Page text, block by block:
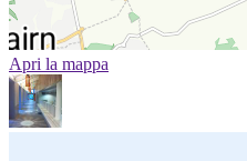
Apri la mappa